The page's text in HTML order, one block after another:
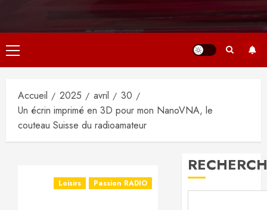
Menu
principal
Accueil 2025 avril
30
Un écrin imprimé en 3D pour mon NanoVNA, le
couteau Suisse du radioamateur
Loisirs Passion RADIO